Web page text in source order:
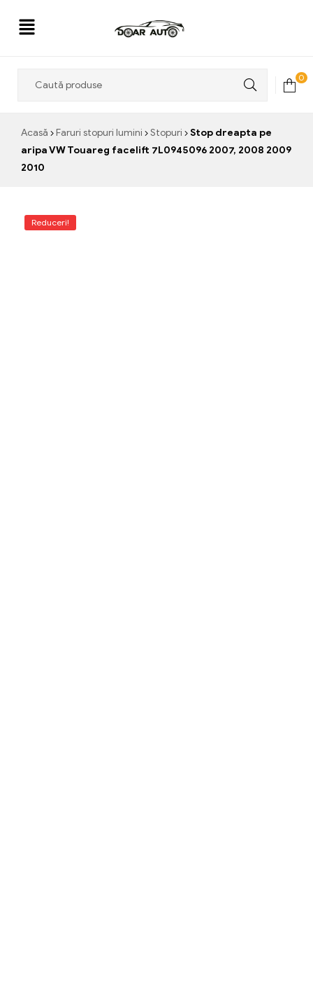
0
Acasă Faruri stopuri lumini Stopuri
Stop dreapta pe
aripa VW Touareg facelift 7L0945096 2007, 2008 2009
2010
Reduceri!